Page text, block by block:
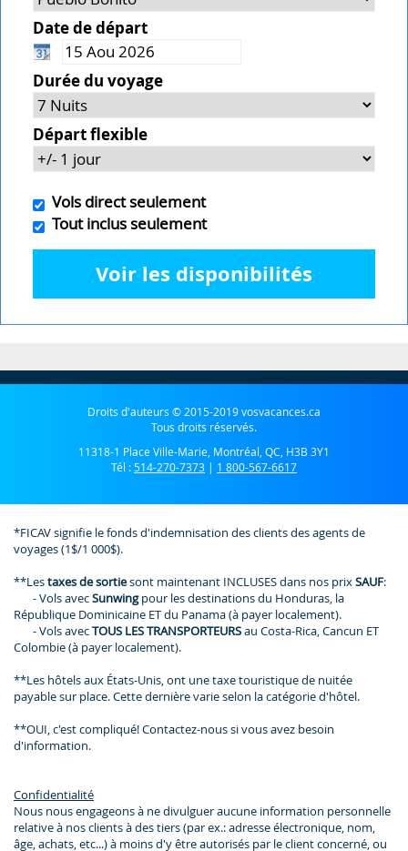
Date de départ
Durée du voyage
Départ flexible
Vols direct seulement
Tout inclus seulement
Voir les disponibilités
Droits d'auteurs © 2015-2019 vosvacances.ca
Tous droits réservés.
11318-1 Place Ville-Marie, Montréal, QC, H3B 3Y1
Tél :514-270-7373 | 1 800-567-6617
*FICAV signifie le fonds d'indemnisation des clients des agents de
voyages (1$/1 000$).
**Lestaxes de sortiesont maintenant INCLUSES dans nos prixSAUF:
- Vols avecSunwingpour les destinations du Honduras, la
République Dominicaine ET du Panama (à payer localement).
- Vols avecTOUS LES TRANSPORTEURSau Costa-Rica, Cancun ET
Colombie (à payer localement).
**Les hôtels aux États-Unis, ont une taxe touristique de nuitée
payable sur place. Cette dernière varie selon la catégorie d'hôtel.
**OUI, c'est compliqué! Contactez-nous si vous avez besoin
d'information.
Confidentialité
Nous nous engageons à ne divulguer aucune information personnelle
relative à nos clients à des tiers (par ex.: adresse électronique, nom,
âge, achats, etc...) à moins d'y être autorisés par le client concerné, ou